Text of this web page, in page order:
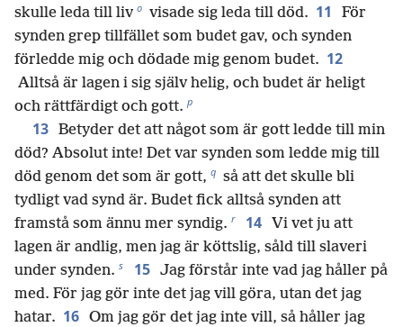
skulle leda till liv o visade sig leda till död. 11
För
synden grep tillfället som budet gav, och synden
förledde mig och dödade mig genom budet. 12
Alltså är lagen i sig själv helig, och budet är heligt
och rättfärdigt och gott. p
13 Betyder det att något som är gott ledde till min
död? Absolut inte! Det var synden som ledde mig till
död genom det som är gott, q så att det skulle bli
tydligt vad synd är. Budet fick alltså synden att
framstå som ännu mer syndig. r 14 Vi vet ju att
lagen är andlig, men jag är köttslig, såld till slaveri
under synden. s 15 Jag förstår inte vad jag håller på
med. För jag gör inte det jag vill göra, utan det jag
hatar. 16 Om jag gör det jag inte vill, så håller jag